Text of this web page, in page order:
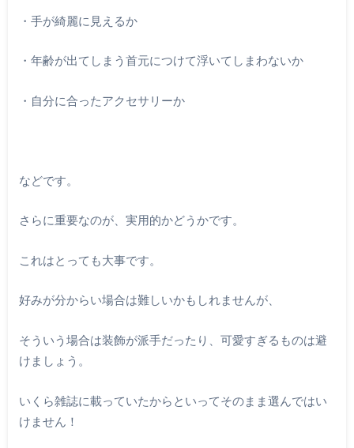
・手が綺麗に見えるか
・年齢が出てしまう首元につけて浮いてしまわないか
・自分に合ったアクセサリーか
などです。
さらに重要なのが、実用的かどうかです。
これはとっても大事です。
好みが分からい場合は難しいかもしれませんが、
そういう場合は装飾が派手だったり、可愛すぎるものは避
けましょう。
いくら雑誌に載っていたからといってそのまま選んではい
けません！